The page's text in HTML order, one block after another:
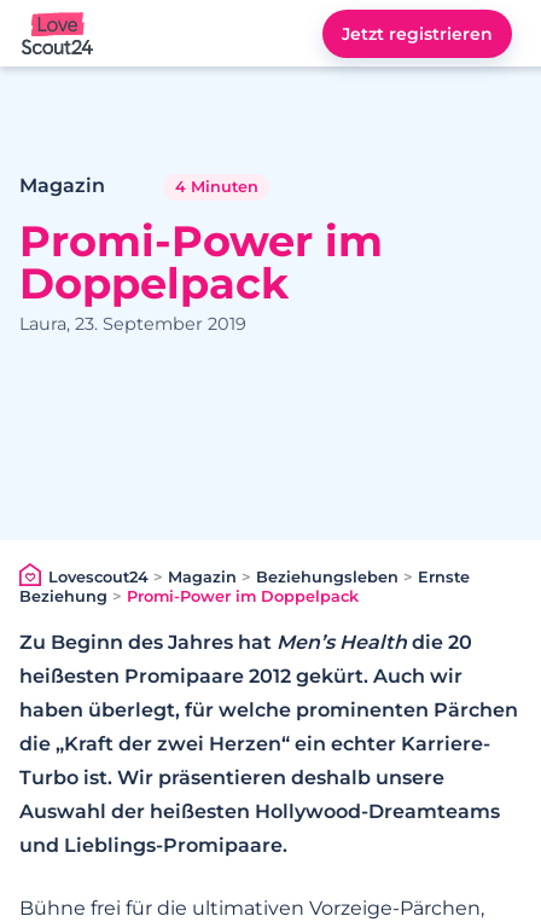
Lovescout24
Jetzt registrieren
Magazin 4 Minuten
Promi-Power im
Doppelpack
Laura, 23. September 2019
Lovescout24> Magazin > Beziehungsleben > Ernste
Beziehung > Promi-Power im Doppelpack
Zu Beginn des Jahres hat Men’s Health die 20
heißesten Promipaare 2012 gekürt. Auch wir
haben überlegt, für welche prominenten Pärchen
die „Kraft der zwei Herzen“ ein echter Karriere-
Turbo ist. Wir präsentieren deshalb unsere
Auswahl der heißesten Hollywood-Dreamteams
und Lieblings-Promipaare.
Bühne frei für die ultimativen Vorzeige-Pärchen,